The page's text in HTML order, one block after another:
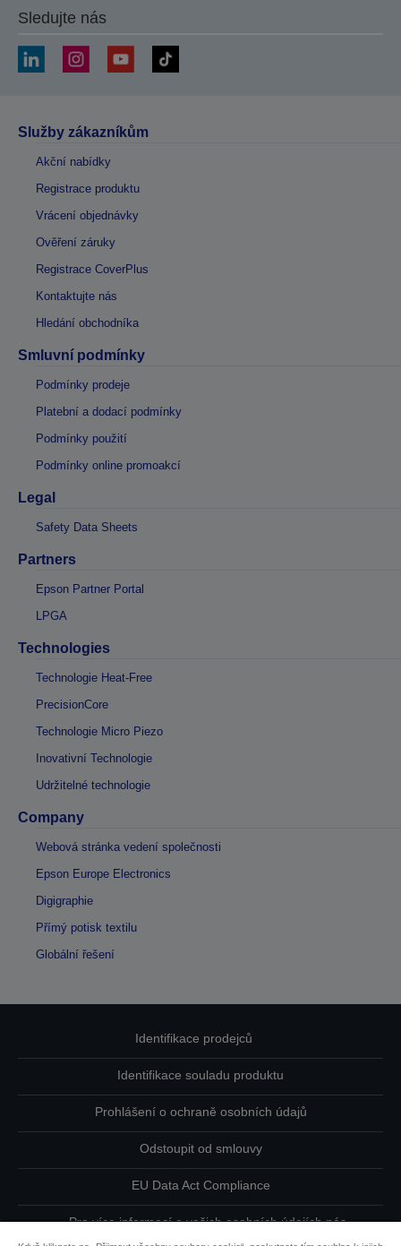
Sledujte nás
Služby zákazníkům
Akční nabídky
Registrace produktu
Vrácení objednávky
Ověření záruky
Registrace CoverPlus
Kontaktujte nás
Hledání obchodníka
Smluvní podmínky
Podmínky prodeje
Platební a dodací podmínky
Podmínky použití
Podmínky online promoakcí
Legal
Safety Data Sheets
Partners
Epson Partner Portal
LPGA
Technologies
Technologie Heat-Free
PrecisionCore
Technologie Micro Piezo
Inovativní Technologie
Udržitelné technologie
Company
Webová stránka vedení společnosti
Epson Europe Electronics
Digigraphie
Přímý potisk textilu
Globální řešení
Identifikace prodejců
Identifikace souladu produktu
Prohlášení o ochraně osobních údajů
Odstoupit od smlouvy
EU Data Act Compliance
Pro více informací o vašich osobních údajích nás